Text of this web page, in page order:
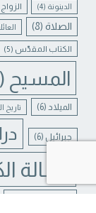
الدينونة (4) الزواج
الصلاة (8)
الكتاب المقدّس (5)
المسيح (91)
الميلاد (6) تاريخ
جبرائيل (6)
رسالة